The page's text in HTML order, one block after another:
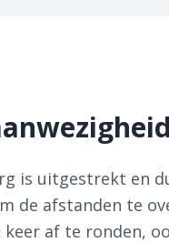
is uitgestrekt en
de afstanden te
af te ronden,